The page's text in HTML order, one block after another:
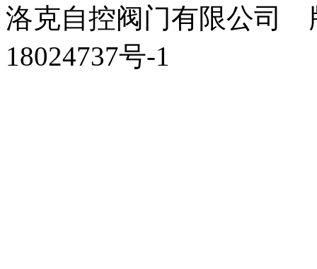
洛克自控阀门有限公司
18024737号-1